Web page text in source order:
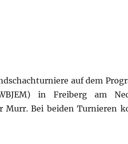
auf dem
in Freiberg am
Murr. Bei beiden Turnieren